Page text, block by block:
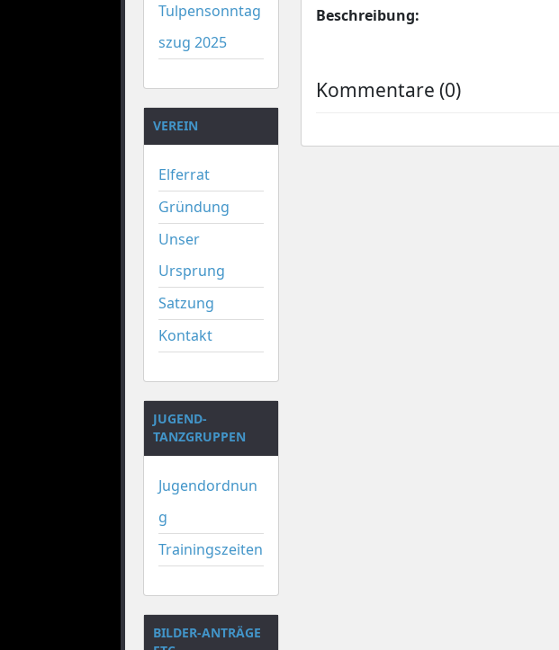
Tulpensonntag
szug 2025
VEREIN
Elferrat
Gründung
Unser
Ursprung
Satzung
Kontakt
JUGEND-
TANZGRUPPEN
Jugendordnun
g
Trainingszeiten
BILDER-ANTRÄGE
Beschreibung:
Kommentare (0)